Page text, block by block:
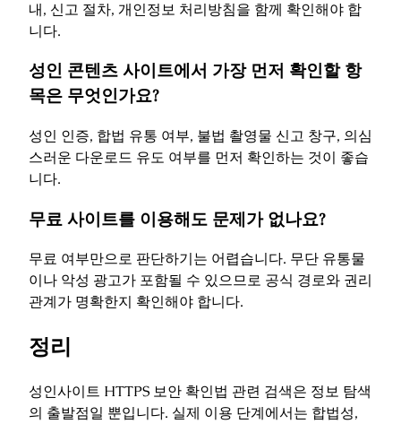
내, 신고 절차, 개인정보 처리방침을 함께 확인해야 합
니다.
성인 콘텐츠 사이트에서 가장 먼저 확인할 항
목은 무엇인가요?
성인 인증, 합법 유통 여부, 불법 촬영물 신고 창구, 의심
스러운 다운로드 유도 여부를 먼저 확인하는 것이 좋습
니다.
무료 사이트를 이용해도 문제가 없나요?
무료 여부만으로 판단하기는 어렵습니다. 무단 유통물
이나 악성 광고가 포함될 수 있으므로 공식 경로와 권리
관계가 명확한지 확인해야 합니다.
정리
성인사이트 HTTPS 보안 확인법 관련 검색은 정보 탐색
의 출발점일 뿐입니다. 실제 이용 단계에서는 합법성,